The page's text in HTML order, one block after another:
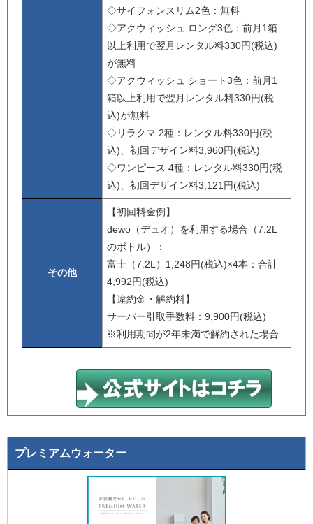
◇サイフォンスリム2色：無料
◇アクウィッシュ ロング3色：前月1箱
以上利用で翌月レンタル料330円(税込)
が無料
◇アクウィッシュ ショート3色：前月1
箱以上利用で翌月レンタル料330円(税
込)が無料
◇リラクマ 2種：レンタル料330円(税
込)、初回デザイン料3,960円(税込)
◇ワンピース 4種：レンタル料330円(税
込)、初回デザイン料3,121円(税込)
その他
【初回料金例】
dewo（デュオ）を利用する場合（7.2L
のボトル）：
富士（7.2L）1,248円(税込)×4本：合計
4,992円(税込)
【違約金・解約料】
サーバー引取手数料：9,900円(税込)
※利用期間が2年未満で解約された場合
プレミアムウォーター